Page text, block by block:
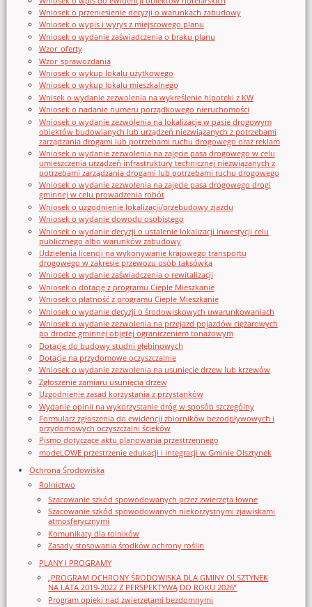
Wniosek o przeniesienie decyzji o warunkach zabudowy
Wniosek o wypis i wyrys z miejscowego planu
Wniosek o wydanie zaświadczenia o braku planu
Wzor_oferty
Wzor_sprawozdania
Wniosek o wykup lokalu użytkowego
Wniosek o wykup lokalu mieszkalnego
Wnisek o wydanie zezwolenia na wykreślenie hipoteki z KW
Wniosek o nadanie numeru porządkowego nieruchomości
Wniosek o wydanie zezwolenia na lokalizację w pasie drogowym
obiektów budowlanych lub urządzeń niezwiązanych z potrzebami
zarządzania drogami lub potrzebami ruchu drogowego oraz reklam
Wniosek o wydanie zezwolenia na zajęcie pasa drogowego w celu
umieszczenia urządzeń infrastruktury technicznej niezwiązanych z
potrzebami zarządzania drogami lub potrzebami ruchu drogowego
Wniosek o wydanie zezwolenia na zajęcie pasa drogowego drogi
gminnej w celu prowadzenia robót
Wniosek o uzgodnienie lokalizacji/przebudowy zjazdu
Wniosek o wydanie dowodu osobistego
Wniosek o wydanie decyzji o ustalenie lokalizacji inwestycji celu
publicznego albo warunków zabudowy
Udzielenia licencji na wykonywanie krajowego transportu
drogowego w zakresie przewozu osób taksówką
Wniosek o wydanie zaświadczenia o rewitalizacji
Wniosek o dotację z programu Ciepłe Mieszkanie
Wniosek o płatność z programu Ciepłe Mieszkanie
Wniosek o wydanie decyzji o środowiskowych uwarunkowaniach
Wniosek o wydanie zezwolenia na przejazd pojazdów ciężarowych
po drodze gminnej objętej ograniczeniem tonażowym
Dotacje do budowy studni głębinowych
Dotacje na przydomowe oczyszczalnie
Wniosek o wydanie zezwolenia na usunięcie drzew lub krzewów
Zgłoszenie zamiaru usunięcia drzew
Uzgodnienie zasad korzystania z przystanków
Wydanie opinii na wykorzystanie dróg w sposób szczególny
Formularz zgłoszenia do ewidencji zbiorników bezodpływowych i
przydomowych oczyszczalni ścieków
Pismo dotyczące aktu planowania przestrzennego
modeLOWE przestrzenie edukacji i integracji w Gminie Olsztynek
Ochrona Środowiska
Rolnictwo
Szacowanie szkód spowodowanych przez zwierzęta łowne
Szacowanie szkód spowodowanych niekorzystnymi zjawiskami
atmosferycznymi
Komunikaty dla rolników
Zasady stosowania środków ochrony roślin
PLANY I PROGRAMY
„PROGRAM OCHRONY ŚRODOWISKA DLA GMINY OLSZTYNEK
NA LATA 2019-2022 Z PERSPEKTYWĄ DO ROKU 2026”
Program opieki nad zwierzętami bezdomnymi